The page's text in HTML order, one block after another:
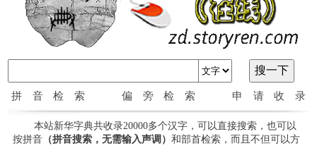
拼音检索 偏旁检索 申请收录
本站新华字典共收录20000多个汉字，可以直接搜索，也可以
按拼音（拼音搜索，无需输入声调） 和部首检索，而且不但可以方